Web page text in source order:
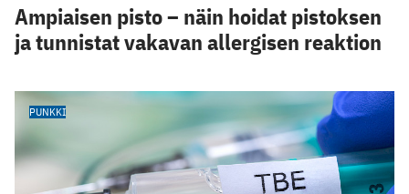
Ampiaisen pisto – näin hoidat pistoksen
ja tunnistat vakavan allergisen reaktion
PUNKKI